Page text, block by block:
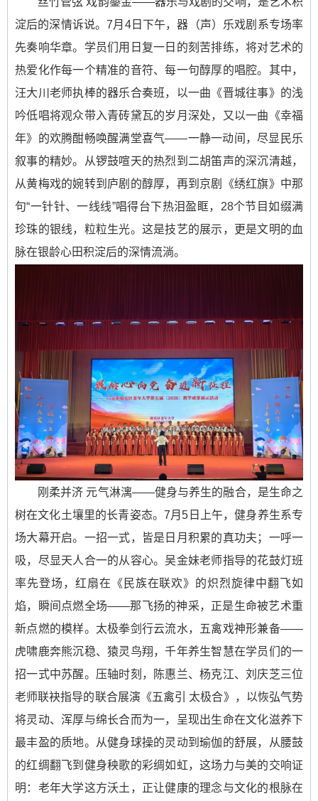
淀后的深情诉说。7月4日下午，器（声）乐戏剧系专场率
先奏响华章。学员们用日复一日的刻苦排练，将对艺术的
热爱化作每一个精准的音符、每一句醇厚的唱腔。其中，
汪大川老师执棒的器乐合奏班，以一曲《晋城往事》的浅
吟低唱将观众带入青砖黛瓦的岁月深处，又以一曲《幸福
年》的欢腾酣畅唤醒满堂喜气——一静一动间，尽显民乐
叙事的精妙。从锣鼓喧天的热烈到二胡笛声的深沉清越，
从黄梅戏的婉转到庐剧的醇厚，再到京剧《绣红旗》中那
句“一针针、一线线”唱得台下热泪盈眶，28个节目如缀满
珍珠的银线，粒粒生光。这是技艺的展示，更是文明的血
脉在银龄心田积淀后的深情流淌。
刚柔并济 元气淋漓——健身与养生的融合，是生命之
树在文化土壤里的长青姿态。7月5日上午，健身养生系专
场大幕开启。一招一式，皆是日月积累的真功夫；一呼一
吸，尽显天人合一的从容心。吴金妹老师指导的花鼓灯班
率先登场，红扇在《民族在联欢》的炽烈旋律中翻飞如
焰，瞬间点燃全场——那飞扬的神采，正是生命被艺术重
新点燃的模样。太极拳剑行云流水，五禽戏神形兼备——
虎啸鹿奔熊沉稳、猿灵鸟翔，千年养生智慧在学员们的一
招一式中苏醒。压轴时刻，陈惠兰、杨克江、刘庆芝三位
老师联袂指导的联合展演《五禽引 太极合》，以恢弘气势
将灵动、浑厚与绵长合而为一，呈现出生命在文化滋养下
最丰盈的质地。从健身球操的灵动到瑜伽的舒展，从腰鼓
的红绸翻飞到健身秧歌的彩绸如虹，这场力与美的交响证
明：老年大学这方沃土，正让健康的理念与文化的根脉在